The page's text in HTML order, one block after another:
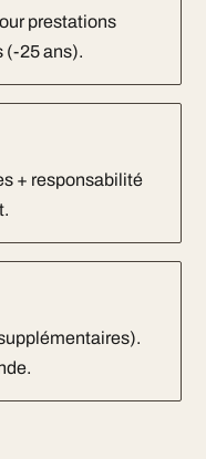
prestations
(-25 ans).
+ responsabilité